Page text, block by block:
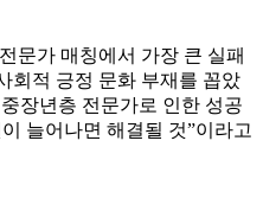
문가 매칭에서 가장 큰 실패
회적 긍정 문화 부재를 꼽았
장년층 전문가로 인한 성공
늘어나면 해결될 것”이라고